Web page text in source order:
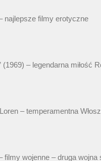
najlepsze filmy erotyczne
(1969) – legendarna miłość
– temperamentna
filmy wojenne – druga wojna